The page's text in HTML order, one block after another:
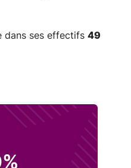
dans ses effectifs 49